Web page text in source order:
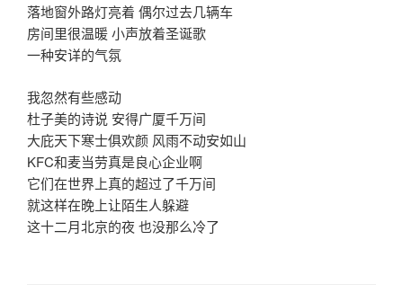
落地窗外路灯亮着 偶尔过去几辆车
房间里很温暖 小声放着圣诞歌
一种安详的气氛
我忽然有些感动
杜子美的诗说 安得广厦千万间
大庇天下寒士俱欢颜 风雨不动安如山
KFC和麦当劳真是良心企业啊
它们在世界上真的超过了千万间
就这样在晚上让陌生人躲避
这十二月北京的夜 也没那么冷了